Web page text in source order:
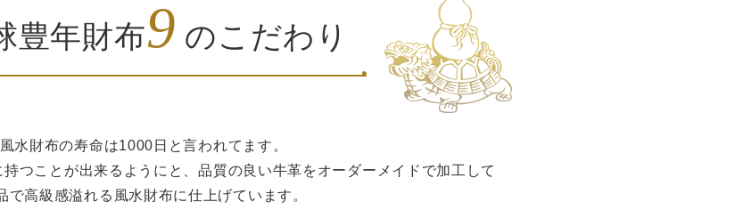
豊年財布9 のこだわり
風水財布の寿命は1000日と言われてます。
つことが出来るようにと、品質の良い牛革をオーダーメイドで加工して
で高級感溢れる風水財布に仕上げています。